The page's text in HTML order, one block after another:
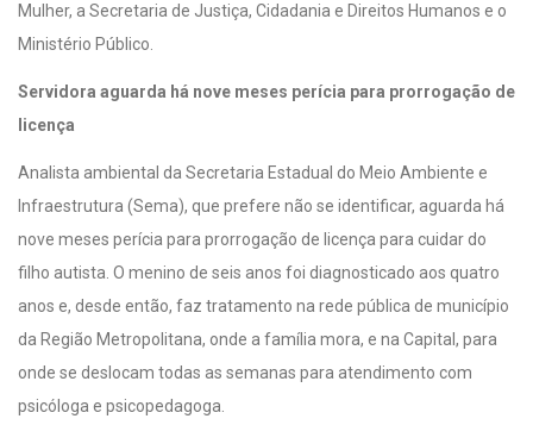
Mulher, a Secretaria de Justiça, Cidadania e Direitos Humanos e o
Ministério Público.
Servidora aguarda há nove meses perícia para prorrogação de
licença
Analista ambiental da Secretaria Estadual do Meio Ambiente e
Infraestrutura (Sema), que prefere não se identificar, aguarda há
nove meses perícia para prorrogação de licença para cuidar do
filho autista. O menino de seis anos foi diagnosticado aos quatro
anos e, desde então, faz tratamento na rede pública de município
da Região Metropolitana, onde a família mora, e na Capital, para
onde se deslocam todas as semanas para atendimento com
psicóloga e psicopedagoga.